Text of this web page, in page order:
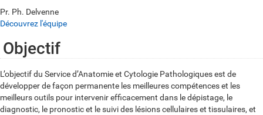
Pr. Ph. Delvenne
Découvrez l'équipe
Objectif
L’objectif du Service d’Anatomie et Cytologie Pathologiques est de
développer de façon permanente les meilleures compétences et les
meilleurs outils pour intervenir efficacement dans le dépistage, le
diagnostic, le pronostic et le suivi des lésions cellulaires et tissulaires, et